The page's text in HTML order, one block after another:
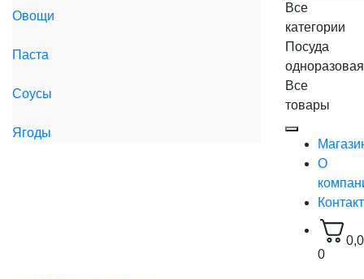
Овощи
Паста
Соусы
Ягоды
Все
категории
Посуда
одноразовая
Все
товары
О
0